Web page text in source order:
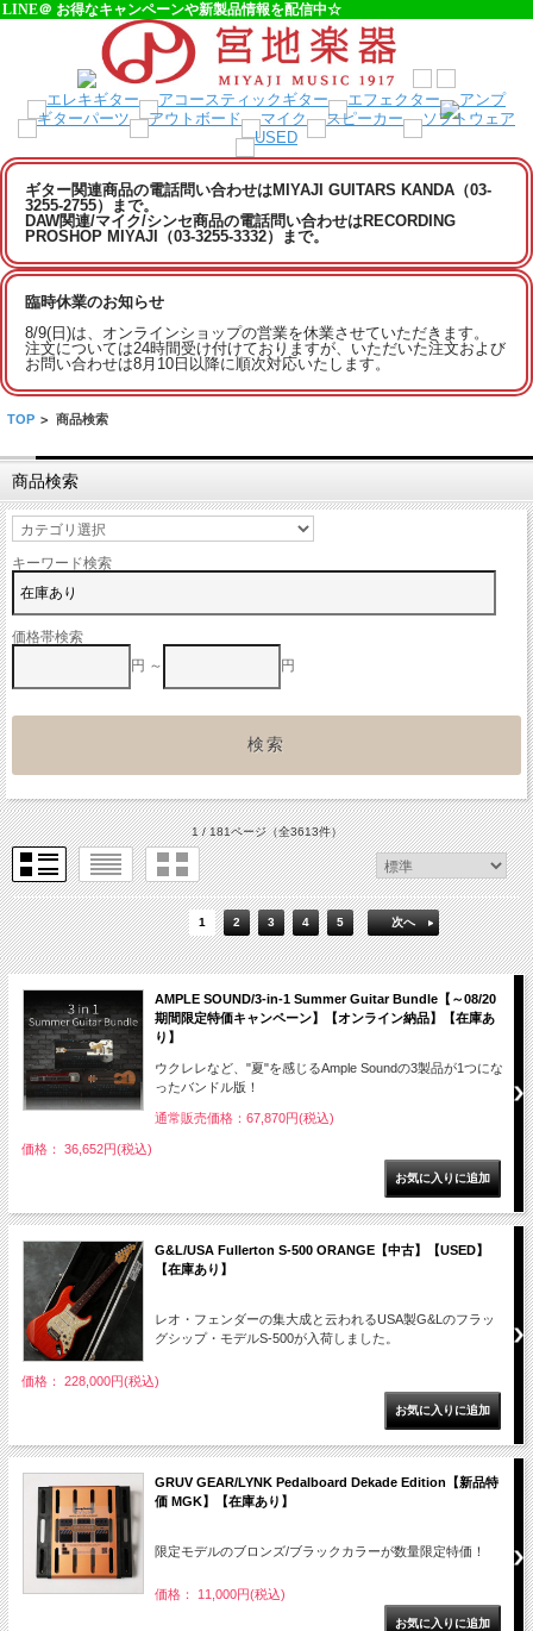
LINE＠ お得なキャンペーンや新製品情報を配信中☆
ギター関連商品の電話問い合わせはMIYAJI GUITARS KANDA（03-
3255-2755）まで。
DAW関連/マイク/シンセ商品の電話問い合わせはRECORDING
PROSHOP MIYAJI（03-3255-3332）まで。
臨時休業のお知らせ
8/9(日)は、オンラインショップの営業を休業させていただきます。
注文については24時間受け付けておりますが、いただいた注文および
お問い合わせは8月10日以降に順次対応いたします。
TOP > 商品検索
商品検索
キーワード検索
価格帯検索
円 ～
円
1 / 181ページ（全3613件）
1 2 3 4 5 次へ
AMPLE SOUND/3-in-1 Summer Guitar Bundle【～08/20
期間限定特価キャンペーン】【オンライン納品】【在庫あ
り】
ウクレレなど、"夏"を感じるAmple Soundの3製品が1つにな
ったバンドル版！
通常販売価格：67,870円(税込)
価格： 36,652円(税込)
G&L/USA Fullerton S-500 ORANGE【中古】【USED】
【在庫あり】
レオ・フェンダーの集大成と云われるUSA製G&Lのフラッ
グシップ・モデルS-500が入荷しました。
価格： 228,000円(税込)
GRUV GEAR/LYNK Pedalboard Dekade Edition【新品特
価 MGK】【在庫あり】
限定モデルのブロンズ/ブラックカラーが数量限定特価！
価格： 11,000円(税込)